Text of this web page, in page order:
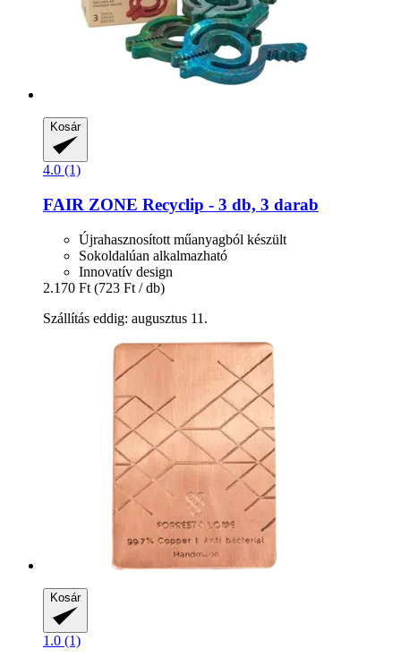
Kosár
4.0 (1)
FAIR ZONE Recyclip -​ 3 db, 3 darab
Újrahasznosított műanyagból készült
Sokoldalúan alkalmazható
Innovatív design
2.170 Ft (723 Ft / db)
Szállítás eddig: augusztus 11.
Kosár
1.0 (1)